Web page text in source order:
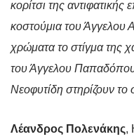
κορίτσι της
κοστούμια του Άγγελου
χρώματα το στίγμα της
του Άγγελου
Νεοφυτίδη στηρίζουν το
Λέανδρος Πολενάκης,